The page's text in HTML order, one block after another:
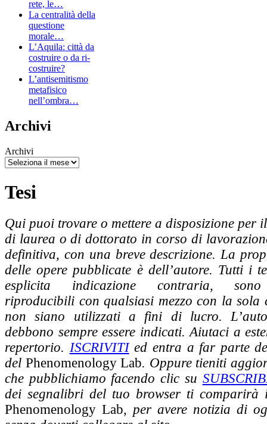
rete, le…
La centralità della
questione
morale…
L’Aquila: città da
costruire o da ri-
costruire?
L’antisemitismo
metafisico
nell’ombra…
Archivi
Archivi
Tesi
Qui puoi trovare o mettere a disposizione per
di laurea o di dottorato in corso di
definitiva, con una breve descrizione. La
delle opere pubblicate è dell’autore. Tutti i
esplicita indicazione contraria, sono
riproducibili con qualsiasi mezzo con la sola
non siano utilizzati a fini di lucro.
debbono sempre essere indicati. Aiutaci a
repertorio. ISCRIVITIed entra a far parte
del Phenomenology Lab. Oppure tieniti
che pubblichiamo facendo clic su
dei segnalibri del tuo browser ti comparirà
Phenomenology Lab, per avere notizia di